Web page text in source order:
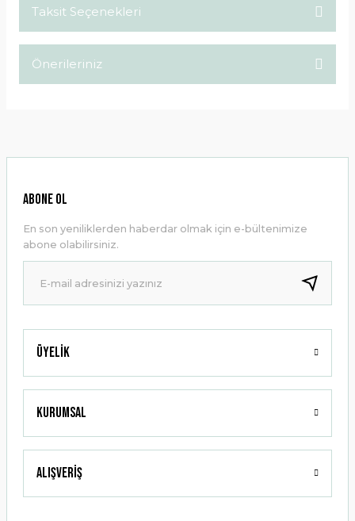
Taksit Seçenekleri
Önerileriniz
Ürün resmi kalitesiz, bozuk veya görüntülenemiyor.
Ürün bilgilerinde hatalar bulunuyor.
Ürün fiyatı diğer sitelerden daha pahalı.
Bu ürüne benzer farklı alternatifler olmalı.
Gönder
Üyelik
Kurumsal
Alışveriş
ABONE OL
En son yeniliklerden haberdar olmak için e-bültenimize
abone olabilirsiniz.